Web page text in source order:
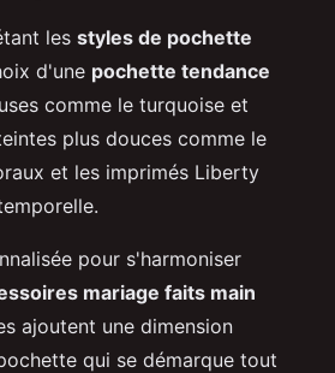
les styles de pochette
d'une pochette tendance
comme le turquoise et
plus douces comme le
et les imprimés Liberty
pour s'harmoniser
mariage faits main
ajoutent une dimension
qui se démarque tout